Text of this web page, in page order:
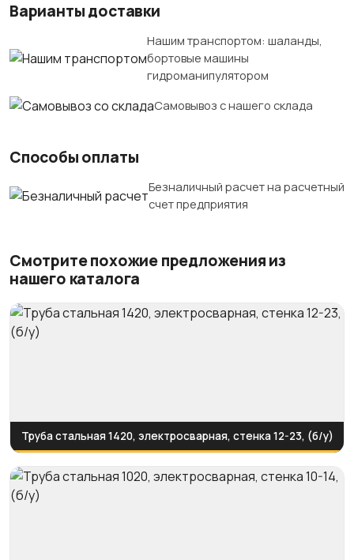
Варианты доставки
Нашим транспортом: шаланды,
бортовые машины
гидроманипулятором
Самовывоз с нашего склада
Способы оплаты
Безналичный расчет на расчетный
счет предприятия
Смотрите похожие предложения из
нашего каталога
Труба стальная 1420, электросварная, стенка 12-23, (б/у)